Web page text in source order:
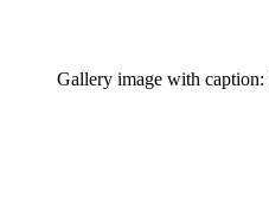
Gallery image with caption: